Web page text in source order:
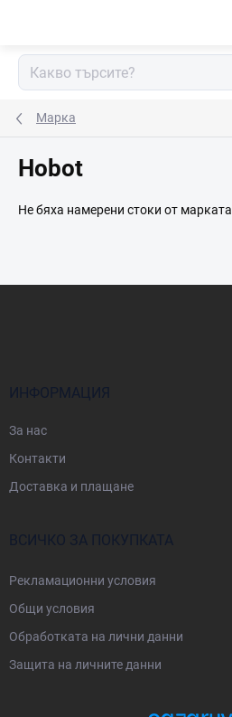
Марка
Hobot
Не бяха намерени стоки от марката
ИНФОРМАЦИЯ
За нас
Контакти
Доставка и плащане
ВСИЧКО ЗА ПОКУПКАТА
Рекламационни условия
Общи условия
Oбработката на лични данни
Защита на личните данни